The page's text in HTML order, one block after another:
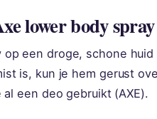
lower body
op een droge, schone
is, kun je hem gerust
een deo gebruikt (AXE).